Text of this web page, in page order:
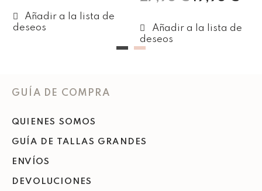
GUÍA DE COMPRA
QUIENES SOMOS
GUÍA DE TALLAS GRANDES
ENVÍOS
DEVOLUCIONES